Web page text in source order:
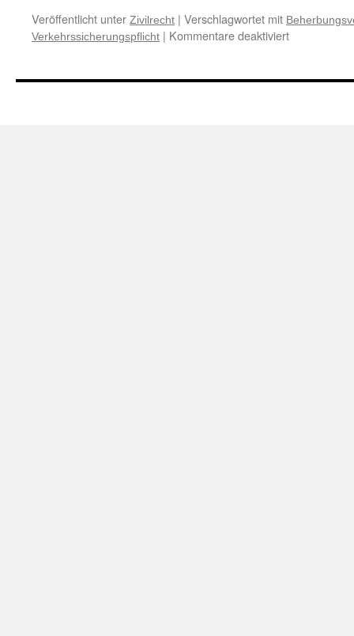
Veröffentlicht unter Zivilrecht | Verschlagwortet mit
Verkehrssicherungspflicht | Kommentare deaktiviertfür
des